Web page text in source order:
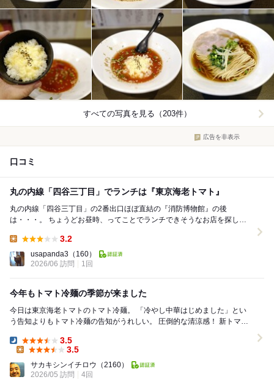
すべての写真を見る（203件）
広告を非表示
口コミ
丸の内線「四谷三丁目」でランチは『東京海老トマト』
丸の内線「四谷三丁目」の2番出口ほぼ直結の『消防博物館』の後
は・・・。 ちょうどお昼時、ってことでランチできそうなお店を探しま
3.2
usapanda3 （160）
2026/06 訪問
1回
今年もトマト冷麺の季節が来ました
今日は東京海老トマトのトマト冷麺。 「冷やし中華はじめました」とい
う告知よりもトマト冷麺の告知がうれしい。 圧倒的な清涼感！ 新トマト
Dinner:
3.5
3.5
サカキシンイチロウ （2160）
2026/05 訪問
4回